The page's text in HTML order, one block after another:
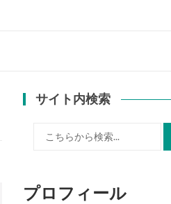
サイト内検索
プロフィール